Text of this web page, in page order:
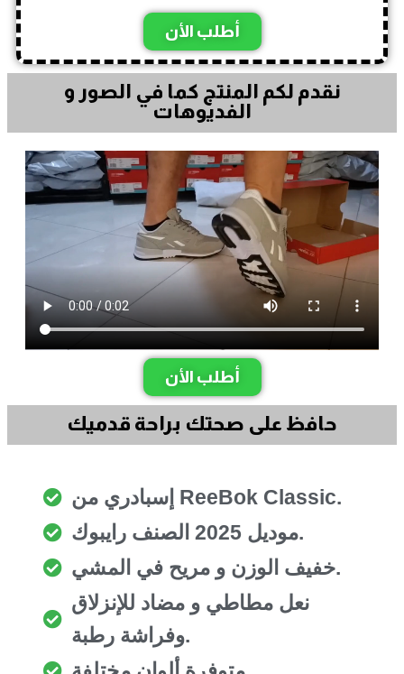
أطلب الأن
نقدم لكم المنتج كما في الصور و
الفديوهات
أطلب الأن
حافظ على صحتك براحة قدميك
إسبادري من ReeBok Classic.
موديل 2025 الصنف رايبوك.
خفيف الوزن و مريح في المشي.
نعل مطاطي و مضاد للإنزلاق
وفراشة رطبة.